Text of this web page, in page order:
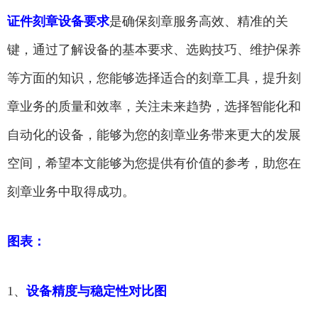
证件刻章设备要求是确保刻章服务高效、精准的关
键，通过了解设备的基本要求、选购技巧、维护保养
等方面的知识，您能够选择适合的刻章工具，提升刻
章业务的质量和效率，关注未来趋势，选择智能化和
自动化的设备，能够为您的刻章业务带来更大的发展
空间，希望本文能够为您提供有价值的参考，助您在
刻章业务中取得成功。
图表：
1、 设备精度与稳定性对比图